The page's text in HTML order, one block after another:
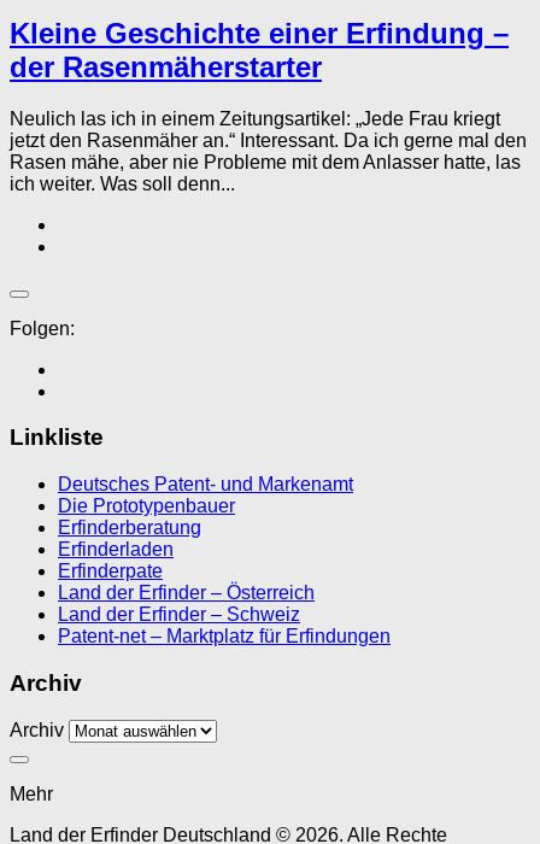
Kleine Geschichte einer Erfindung –
der Rasenmäherstarter
Neulich las ich in einem Zeitungsartikel: „Jede Frau kriegt
jetzt den Rasenmäher an.“ Interessant. Da ich gerne mal den
Rasen mähe, aber nie Probleme mit dem Anlasser hatte, las
ich weiter. Was soll denn...
Folgen:
Linkliste
Deutsches Patent- und Markenamt
Die Prototypenbauer
Erfinderberatung
Erfinderladen
Erfinderpate
Land der Erfinder – Österreich
Land der Erfinder – Schweiz
Patent-net – Marktplatz für Erfindungen
Archiv
Archiv
Mehr
Land der Erfinder Deutschland © 2026. Alle Rechte